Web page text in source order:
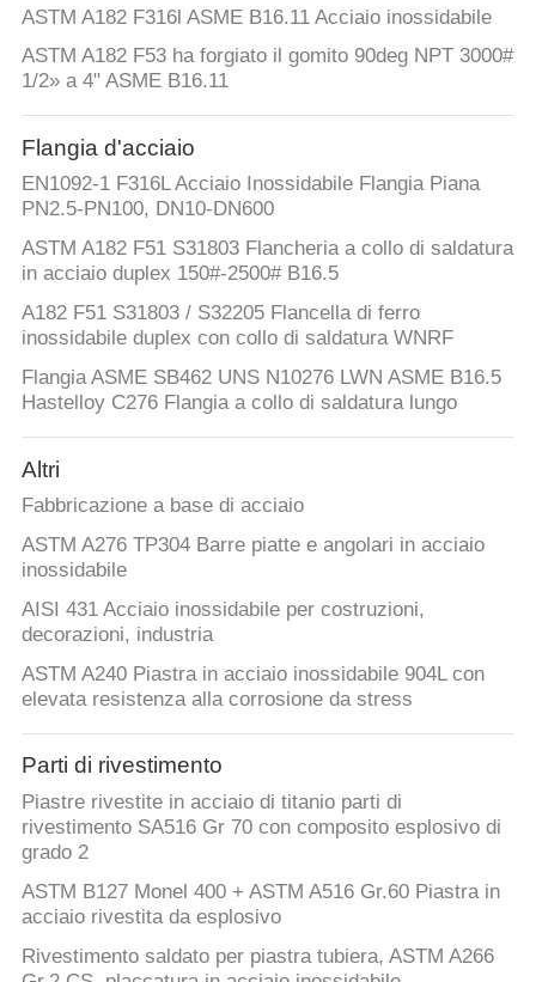
ASTM A182 F316l ASME B16.11 Acciaio inossidabile
ASTM A182 F53 ha forgiato il gomito 90deg NPT 3000#
1/2» a 4" ASME B16.11
Flangia d'acciaio
EN1092-1 F316L Acciaio Inossidabile Flangia Piana
PN2.5-PN100, DN10-DN600
ASTM A182 F51 S31803 Flancheria a collo di saldatura
in acciaio duplex 150#-2500# B16.5
A182 F51 S31803 / S32205 Flancella di ferro
inossidabile duplex con collo di saldatura WNRF
Flangia ASME SB462 UNS N10276 LWN ASME B16.5
Hastelloy C276 Flangia a collo di saldatura lungo
Altri
Fabbricazione a base di acciaio
ASTM A276 TP304 Barre piatte e angolari in acciaio
inossidabile
AISI 431 Acciaio inossidabile per costruzioni,
decorazioni, industria
ASTM A240 Piastra in acciaio inossidabile 904L con
elevata resistenza alla corrosione da stress
Parti di rivestimento
Piastre rivestite in acciaio di titanio parti di
rivestimento SA516 Gr 70 con composito esplosivo di
grado 2
ASTM B127 Monel 400 + ASTM A516 Gr.60 Piastra in
acciaio rivestita da esplosivo
Rivestimento saldato per piastra tubiera, ASTM A266